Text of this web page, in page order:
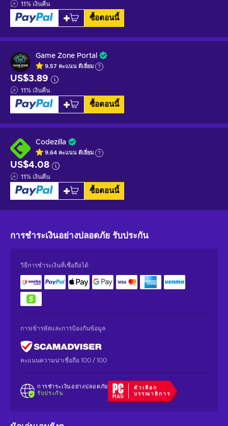
11% เงินคืน
ซื้อตอนนี้
Game Zone Portal
9.57 คะแนน ดีเยี่ยม
US$3.89
11% เงินคืน
ซื้อตอนนี้
Codezilla
9.64 คะแนน ดีเยี่ยม
US$4.08
11% เงินคืน
ซื้อตอนนี้
การชำระเงินอย่างปลอดภัย รับประกัน
วิธีการชำระเงินที่เชื่อถือได้
การเข้ารหัสและการป้องกันข้อมูล
คะแนนความน่าเชื่อถือ 100 / 100
การชำระเงินอย่างปลอดภัย
รับประกัน
ตัวเลือก
บรรณาธิการ